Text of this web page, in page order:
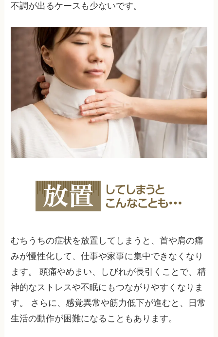
不調が出るケースも少ないです。
むちうちの症状を放置してしまうと、首や肩の痛
みが慢性化して、仕事や家事に集中できなくなり
ます。 頭痛やめまい、しびれが長引くことで、精
神的なストレスや不眠にもつながりやすくなりま
す。 さらに、感覚異常や筋力低下が進むと、日常
生活の動作が困難になることもあります。